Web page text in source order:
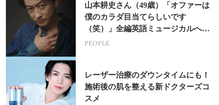
山本耕史さん（49歳）「オファーは
僕のカラダ目当てらしいです
（笑）」全編英語ミュージカルへの
挑戦
PEOPLE
レーザー治療のダウンタイムにも！
施術後の肌を整える新ドクターズコ
スメ